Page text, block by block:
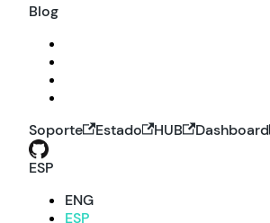
Blog
Soporte Estado HUB
Dashboard
ESP
ENG
ESP